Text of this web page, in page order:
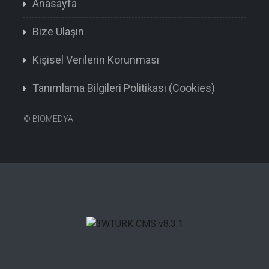
Anasayfa
Bize Ulaşın
Kişisel Verilerin Korunması
Tanımlama Bilgileri Politikası (Cookies)
© BIOMEDYA